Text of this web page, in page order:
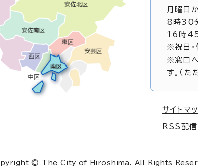
月曜日
8時30
16時45
※祝日
※窓口へ
す。（
サイトマ
RSS配
© The City of Hiroshima. All Rights